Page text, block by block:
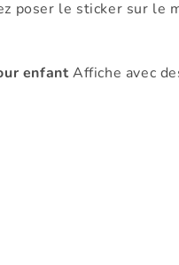
poser le sticker sur le
enfant Affiche avec